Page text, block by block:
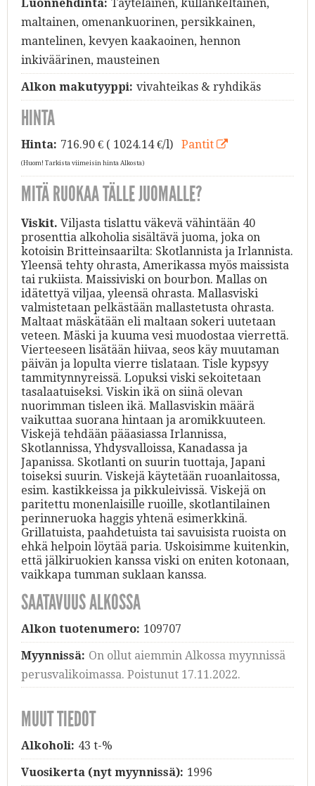
Luonnehdinta: Täyteläinen, kullankeltainen,
maltainen, omenankuorinen, persikkainen,
mantelinen, kevyen kaakaoinen, hennon
inkiväärinen, mausteinen
Alkon makutyyppi: vivahteikas & ryhdikäs
HINTA
Hinta: 716.90€ ( 1024.14 €/l) Pantit
(Huom! Tarkista viimeisin hinta Alkosta)
MITÄ RUOKAA TÄLLE JUOMALLE?
Viskit. Viljasta tislattu väkevä vähintään 40
prosenttia alkoholia sisältävä juoma, joka on
kotoisin Britteinsaarilta: Skotlannista ja Irlannista.
Yleensä tehty ohrasta, Amerikassa myös maissista
tai rukiista. Maissiviski on bourbon. Mallas on
idätettyä viljaa, yleensä ohrasta. Mallasviski
valmistetaan pelkästään mallastetusta ohrasta.
Maltaat mäskätään eli maltaan sokeri uutetaan
veteen. Mäski ja kuuma vesi muodostaa vierrettä.
Vierteeseen lisätään hiivaa, seos käy muutaman
päivän ja lopulta vierre tislataan. Tisle kypsyy
tammitynnyreissä. Lopuksi viski sekoitetaan
tasalaatuiseksi. Viskin ikä on siinä olevan
nuorimman tisleen ikä. Mallasviskin määrä
vaikuttaa suorana hintaan ja aromikkuuteen.
Viskejä tehdään pääasiassa Irlannissa,
Skotlannissa, Yhdysvalloissa, Kanadassa ja
Japanissa. Skotlanti on suurin tuottaja, Japani
toiseksi suurin. Viskejä käytetään ruoanlaitossa,
esim. kastikkeissa ja pikkuleivissä. Viskejä on
paritettu monenlaisille ruoille, skotlantilainen
perinneruoka haggis yhtenä esimerkkinä.
Grillatuista, paahdetuista tai savuisista ruoista on
ehkä helpoin löytää paria. Uskoisimme kuitenkin,
että jälkiruokien kanssa viski on eniten kotonaan,
vaikkapa tumman suklaan kanssa.
SAATAVUUS ALKOSSA
Alkon tuotenumero: 109707
Myynnissä: On ollut aiemmin Alkossa myynnissä
perusvalikoimassa. Poistunut 17.11.2022.
MUUT TIEDOT
Alkoholi: 43 t-%
Vuosikerta (nyt myynnissä): 1996